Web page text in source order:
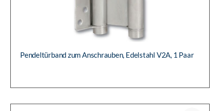
Pendeltürband zum Anschrauben, Edelstahl V2A, 1 Paar